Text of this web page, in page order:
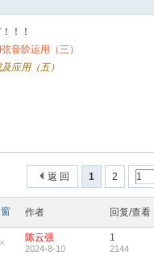
！！
音阶运用（三）
应用（五）
1 2
返 回
作者 回复/查看
陈云强
2024-8-10
1
2144